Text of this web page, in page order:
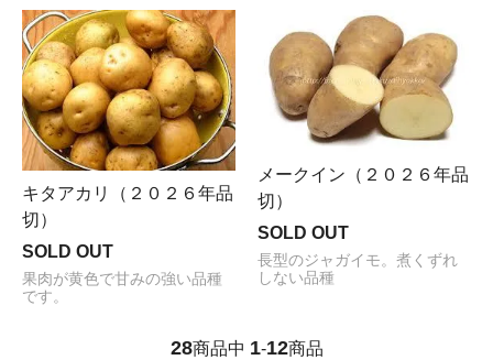
キタアカリ（２０２６年品
切）
SOLD OUT
果肉が黄色で甘みの強い品種
です。
メークイン（２０２６年品
切）
SOLD OUT
長型のジャガイモ。煮くずれ
しない品種
28商品中 1-12商品